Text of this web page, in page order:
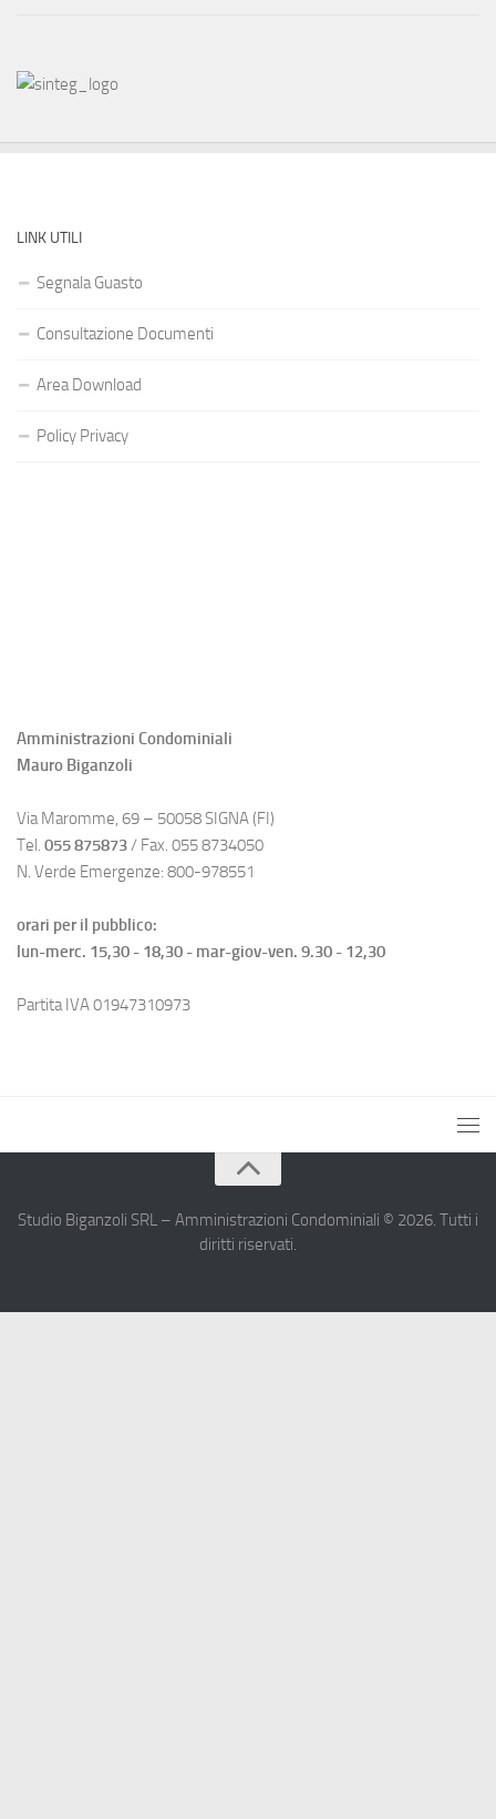
LINK UTILI
Segnala Guasto
Consultazione Documenti
Area Download
Policy Privacy
Amministrazioni Condominiali
Mauro Biganzoli
Via Maromme, 69 – 50058 SIGNA (FI)
Tel. 055 875873 / Fax. 055 8734050
N. Verde Emergenze: 800-978551
orari per il pubblico:
lun-merc. 15,30 - 18,30 - mar-giov-ven. 9.30 - 12,30
Partita IVA 01947310973
Studio Biganzoli SRL – Amministrazioni Condominiali © 2026. Tutti i
diritti riservati.